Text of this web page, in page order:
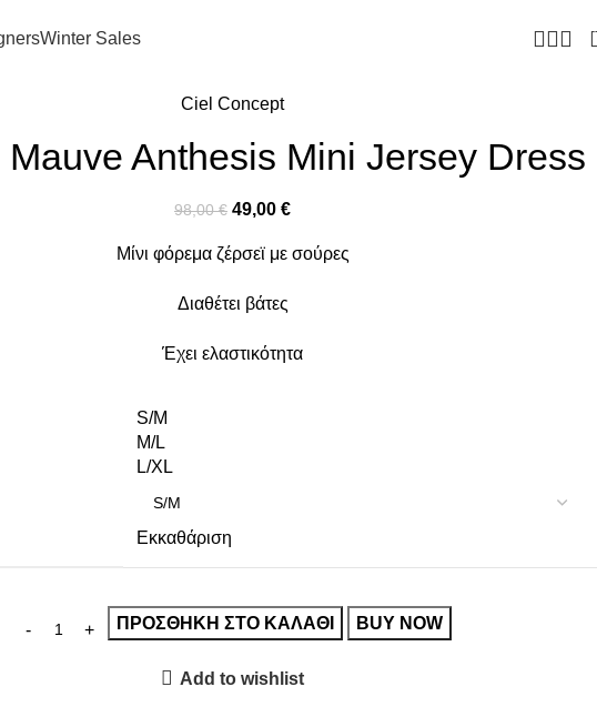
Winter Sales
Ciel Concept
Mauve Anthesis Mini Jersey Dress
98,00€ 49,00 €
Μίνι φόρεμα ζέρσεϊ με σούρες
Διαθέτει βάτες
Έχει ελαστικότητα
S/M
M/L
L/XL
Εκκαθάριση
ΠΡΟΣΘΉΚΗ ΣΤΟ ΚΑΛΆΘΙ BUY NOW
Add to wishlist